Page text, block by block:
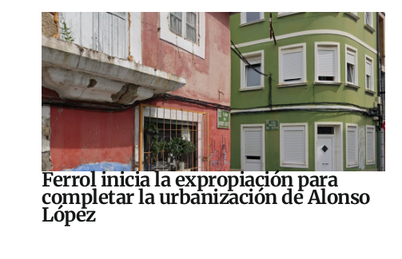
Ferrol inicia la expropiación para
completar la urbanización de Alonso
López